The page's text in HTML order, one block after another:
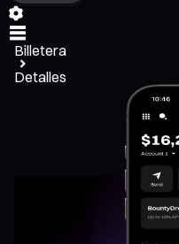
Billetera
Detalles